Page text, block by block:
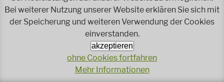
Wiederverwendung von Elektroaltgeräten
Wasser - das Businessgetränk
Wohnprojekt Parcours
Jetzt faire und ökologische Mode kaufen!
Ökologisch Reinigen
Reparieren leicht gemacht!
Bei weiterer Nutzung unserer Website erklären Sie sich mit
der Speicherung und weiteren Verwendung der Cookies
einverstanden.
akzeptieren
ohne Cookies fortfahren
Mehr Informationen